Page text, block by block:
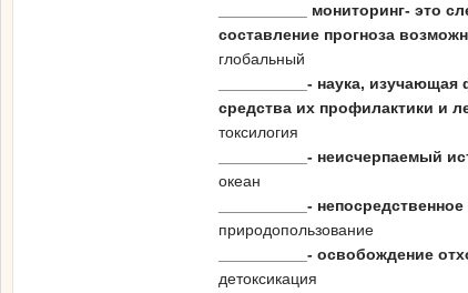
__________ мониторинг-
составление прогноза
глобальный
__________- наука,
средства их профилактики и
токсилогия
__________- неисчерпаемый
океан
__________-
природопользование
__________- освобождение
детоксикация